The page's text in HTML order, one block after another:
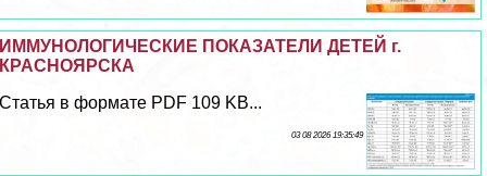
ИММУНОЛОГИЧЕСКИЕ ПОКАЗАТЕЛИ ДЕТЕЙ г.
КРАСНОЯРСКА
Статья в формате PDF 109 KB...
03 08 2026 19:35:49